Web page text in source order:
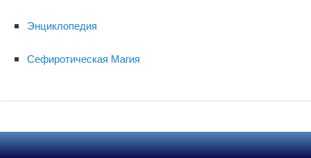
Энциклопедия
Сефиротическая Магия